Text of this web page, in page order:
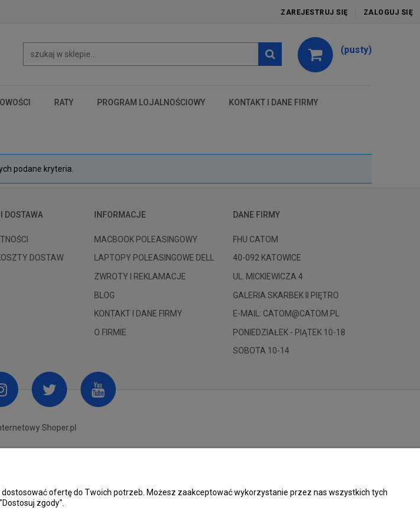
ZAREJESTRUJ SIĘ ZALOGUJ SIĘ
(pusty)
RATY PROGRAM LOJALNOŚCIOWY KONTAKT I DANE FIRMY
podane kryteria.
DOSTAWA
DOSTAW
INFORMACJE
MACBOOK POLEASINGOWY
LAPTOPY POLEASINGOWE DELL
ZWROTY I REKLAMACJE
BLOG
KONTAKT I DANE FIRMY
O FIRMIE
DANE FIRMY
FHU CATOM
40-092 KATOWICE
UL. MICKIEWICZA 4
GALERIA SKARBEK II PIĘTRO
E-MAIL: CATOM@CATOM.PL
PONIEDZIAŁEK - PIĄTEK 10-18
SOBOTA 10-14
Shoper.pl
ofertę do Twoich potrzeb. Możesz zaakceptować wykorzystanie przez nas wszystkich tych
zgody".